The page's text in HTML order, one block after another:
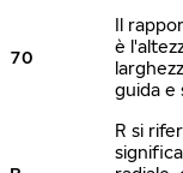
70
Il
è
guida e
R si